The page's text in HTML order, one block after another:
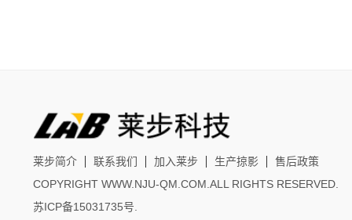
莱步简介 联系我们 加入莱步 生产掠影
售后政策
COPYRIGHT WWW.NJU-QM.COM.ALL RIGHTS RESERVED.
苏ICP备15031735号.